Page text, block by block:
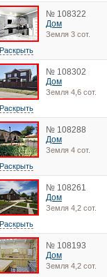
№ 108322
Дом
Земля 3 сот.
Раскрыть
№ 108302
Дом
Земля 4,6 сот.
Раскрыть
№ 108288
Дом
Земля 4 сот.
Раскрыть
№ 108261
Дом
Земля 4,2 сот.
Раскрыть
№ 108193
Дом
Земля 4,2 сот.